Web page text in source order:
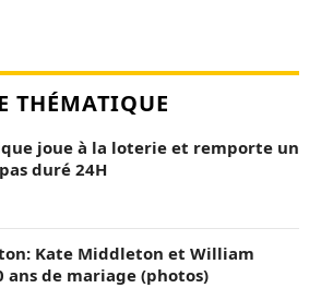
THÉMATIQUE
joue à la loterie et remporte un
duré 24H
Kate Middleton et William
de mariage (photos)